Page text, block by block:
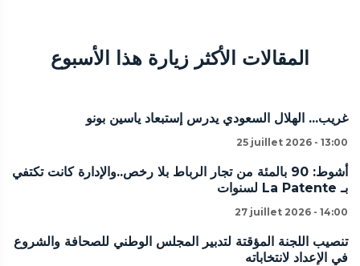
المقالات الأكثر زيارة هذا الأسبوع
غريب... الهلال السعودي يدرس إستبعاد ياسين بونو
25 juillet 2026 - 13:00
أشوط: 90 بالمئة من تجار الرباط بلا رخص..والإدارة كانت تكتفي
بـ La Patente لسنوات
27 juillet 2026 - 14:00
تنصيب اللجنة المؤقتة لتدبير المجلس الوطني للصحافة والشروع
في الإعداد لانتخاباته